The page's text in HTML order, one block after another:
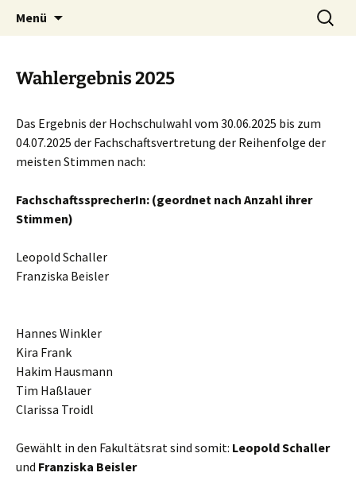
Fachschaft Physik
Studierendenvertretung der Fakultät für
Physik und Astronomie der Universität
Menü
Suchen
nach:
Wahlergebnis 2025
Das Ergebnis der Hochschulwahl vom 30.06.2025 bis zum
04.07.2025 der Fachschaftsvertretung der Reihenfolge der
meisten Stimmen nach:
FachschaftssprecherIn: (geordnet nach Anzahl ihrer
Stimmen)
Leopold Schaller
Franziska Beisler
Hannes Winkler
Kira Frank
Hakim Hausmann
Tim Haßlauer
Clarissa Troidl
Gewählt in den Fakultätsrat sind somit: Leopold Schaller
und Franziska Beisler